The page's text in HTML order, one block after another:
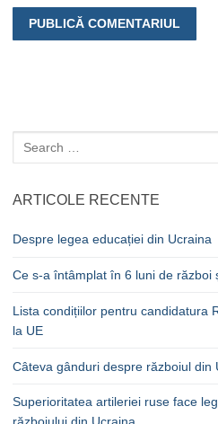
Caută
după:
ARTICOLE RECENTE
Despre legea educației din Ucraina
Ce s-a întâmplat în 6 luni de război
Lista condițiilor pentru candidatura
la UE
Câteva gânduri despre războiul din
Superioritatea artileriei ruse face